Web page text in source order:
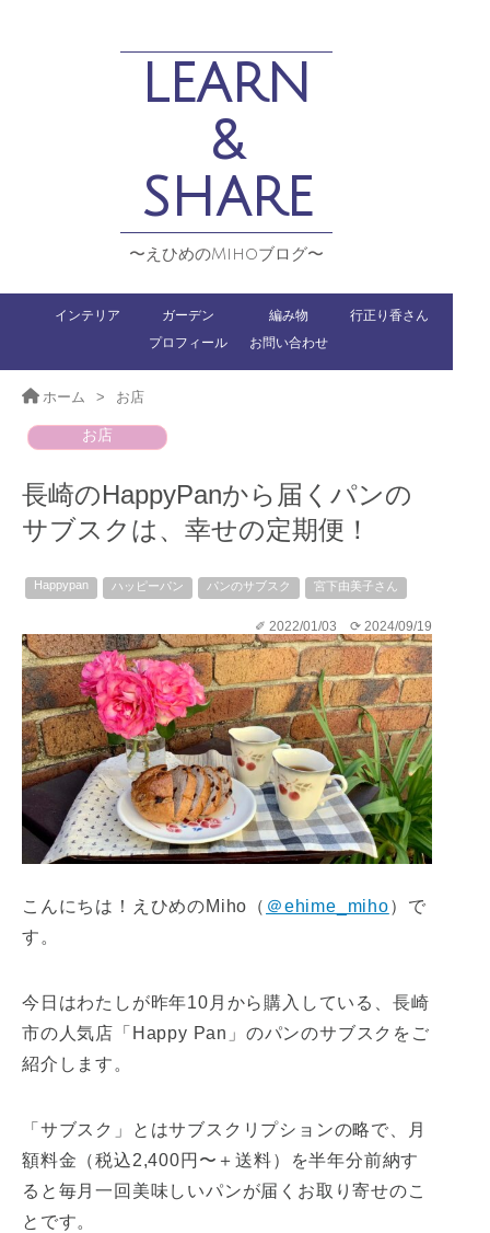
LEARN
&
SHARE
〜えひめのMihoブログ〜
インテリア ガーデン 編み物
行正り香さん
プロフィール
お問い合わせ
ホーム > お店
お店
長崎のHappyPanから届くパンの
サブスクは、幸せの定期便！
Happypan ハッピーパン パンのサブスク 宮下由美子さん
✐ 2022/01/03 ⟳ 2024/09/19
こんにちは！えひめのMiho（ ＠ehime_miho）で
す。
今日はわたしが昨年10月から購入している、長崎
市の人気店「Happy Pan」のパンのサブスクをご
紹介します。
「サブスク」とはサブスクリプションの略で、月
額料金（税込2,400円〜＋送料）を半年分前納す
ると毎月一回美味しいパンが届くお取り寄せのこ
とです。